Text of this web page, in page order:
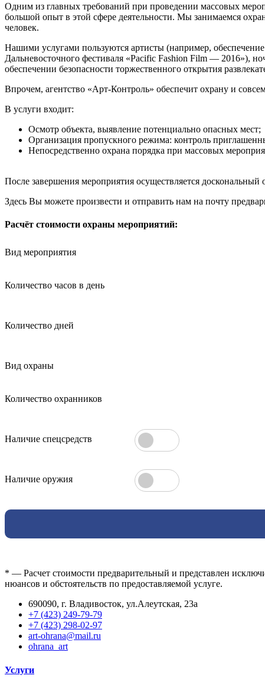
Одним из главных требований при проведении массовых
большой опыт в этой сфере деятельности. Мы занимаемся
человек.
Нашими услугами пользуются артисты (например,
Дальневосточного фестиваля «Pacific Fashion Film — 2016»),
обеспечении безопасности торжественного открытия
Впрочем, агентство «Арт-Контроль» обеспечит охрану и
В услуги входит:
Осмотр объекта, выявление потенциально опасных мест;
Организация пропускного режима: контроль
Непосредственно охрана порядка при массовых
После завершения мероприятия осуществляется
Здесь Вы можете произвести и отправить нам на почту
Расчёт стоимости охраны мероприятий:
Вид мероприятия
Количество часов в день
Количество дней
Вид охраны
Количество охранников
Наличие спецсредств
Наличие оружия
* — Расчет стоимости предварительный и представлен
нюансов и обстоятельств по предоставляемой услуге.
690090, г. Владивосток, ул.Алеутская, 23а
+7 (423) 249-79-79
+7 (423) 298-02-97
art-ohrana@mail.ru
ohrana_art
Услуги